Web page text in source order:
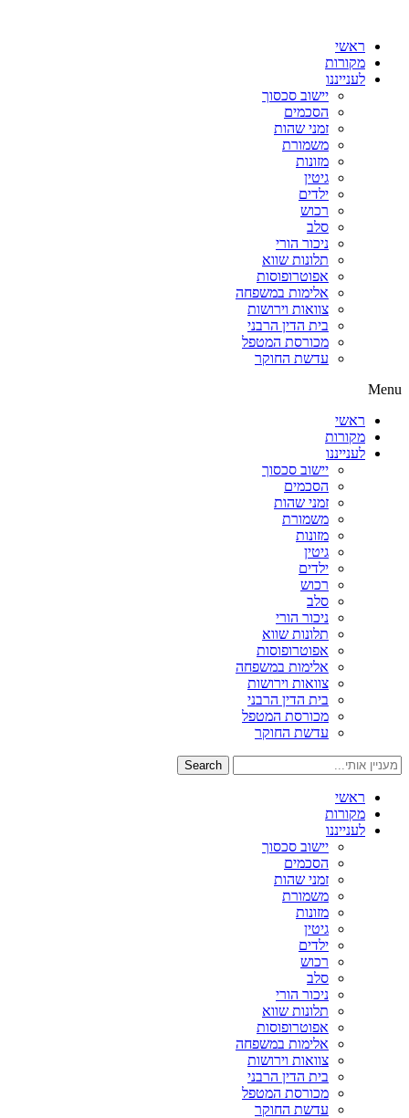
ראשי
מקורות
לענייננו
יישוב סכסוך
הסכמים
זמני שהות
משמורת
מזונות
גיטין
ילדים
רכוש
סלב
ניכור הורי
תלונות שווא
אפוטרופוסות
אלימות במשפחה
צוואות וירושות
בית הדין הרבני
מכורסת המטפל
עדשת החוקר
Menu
ראשי
מקורות
לענייננו
יישוב סכסוך
הסכמים
זמני שהות
משמורת
מזונות
גיטין
ילדים
רכוש
סלב
ניכור הורי
תלונות שווא
אפוטרופוסות
אלימות במשפחה
צוואות וירושות
בית הדין הרבני
מכורסת המטפל
עדשת החוקר
Search
ראשי
מקורות
לענייננו
יישוב סכסוך
הסכמים
זמני שהות
משמורת
מזונות
גיטין
ילדים
רכוש
סלב
ניכור הורי
תלונות שווא
אפוטרופוסות
אלימות במשפחה
צוואות וירושות
בית הדין הרבני
מכורסת המטפל
עדשת החוקר